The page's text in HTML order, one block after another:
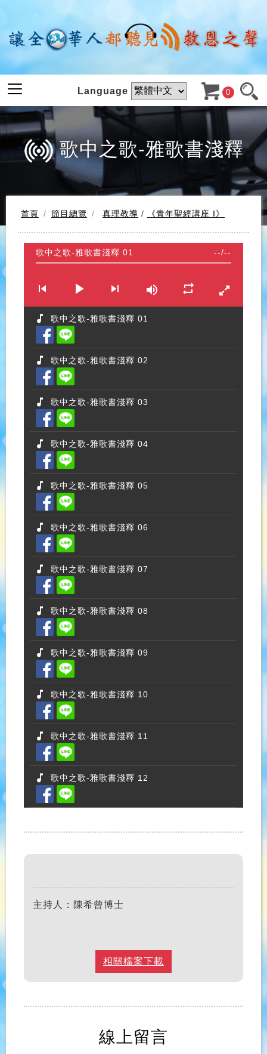
Language 0
歌中之歌-雅歌書淺釋
首頁 節目總覽 真理教導 / 《青年聖經講座 I》
歌中之歌-雅歌書淺釋 01 --/--
歌中之歌-雅歌書淺釋 01
歌中之歌-雅歌書淺釋 02
歌中之歌-雅歌書淺釋 03
歌中之歌-雅歌書淺釋 04
歌中之歌-雅歌書淺釋 05
歌中之歌-雅歌書淺釋 06
歌中之歌-雅歌書淺釋 07
歌中之歌-雅歌書淺釋 08
歌中之歌-雅歌書淺釋 09
歌中之歌-雅歌書淺釋 10
歌中之歌-雅歌書淺釋 11
歌中之歌-雅歌書淺釋 12
主持人：陳希曾博士
相關檔案下載
線上留言